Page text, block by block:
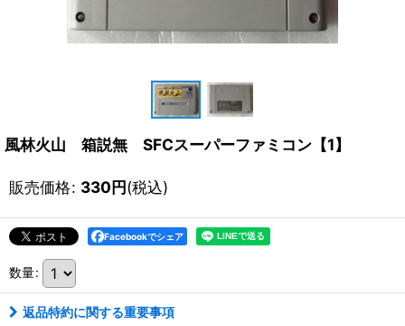
風林火山 箱説無 SFCスーパーファミコン【1】
販売価格: 330円(税込)
Facebookでシェア
数量:
返品特約に関する重要事項